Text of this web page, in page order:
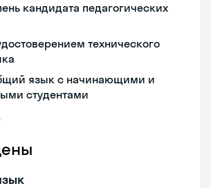
кандидата педагогических
технического
язык с начинающими и
студентами